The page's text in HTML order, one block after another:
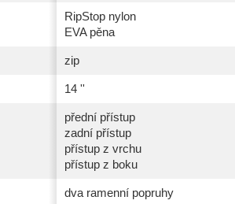
RipStop nylon
EVA pěna
zip
14 ''
přední přístup
zadní přístup
přístup z vrchu
přístup z boku
dva ramenní popruhy